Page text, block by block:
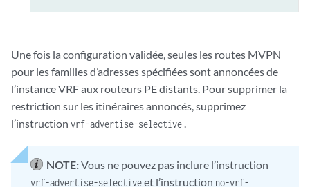
Une fois la configuration validée, seules les routes MVPN
pour les familles d’adresses spécifiées sont annoncées de
l’instance VRF aux routeurs PE distants. Pour supprimer la
restriction sur les itinéraires annoncés, supprimez
l’instruction vrf-advertise-selective .
NOTE:Vous ne pouvez pas inclure l’instruction
vrf-advertise-selectiveet l’instruction no-vrf-